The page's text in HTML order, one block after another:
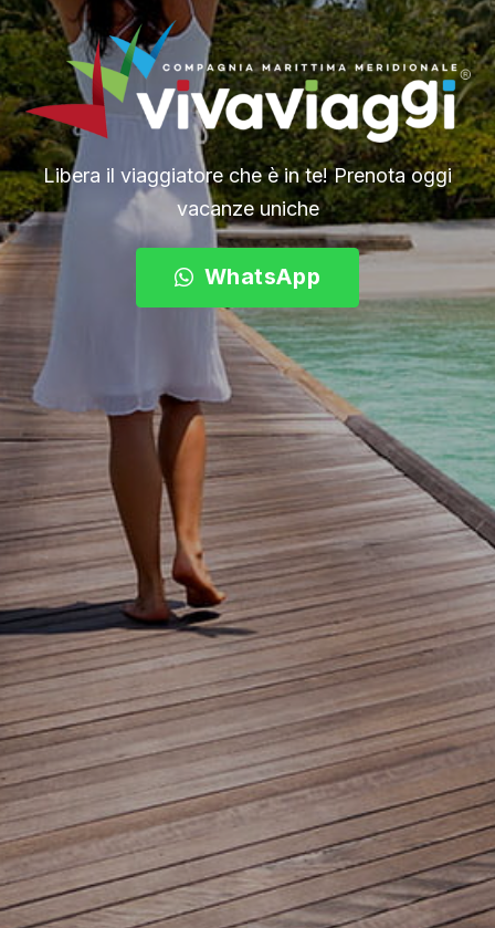
Libera il viaggiatore che è in te! Prenota oggi
vacanze uniche
WhatsApp